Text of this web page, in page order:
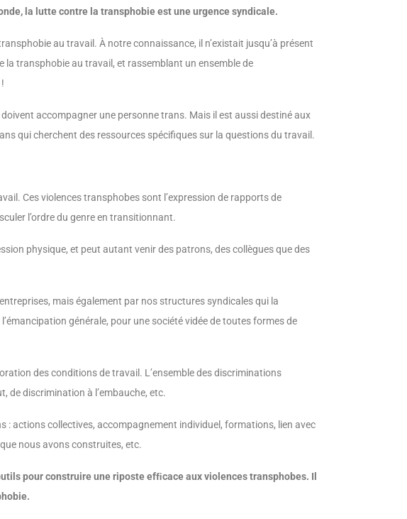
la lutte contre la transphobie est une urgence syndicale.
au travail. À notre connaissance, il n’existait jusqu’à présent
la transphobie au travail, et rassemblant un ensemble de
accompagner une personne trans. Mais il est aussi destiné aux
qui cherchent des ressources spécifiques sur la questions du travail.
Ces violences transphobes sont l’expression de rapports de
l’ordre du genre en transitionnant.
physique, et peut autant venir des patrons, des collègues que des
mais également par nos structures syndicales qui la
générale, pour une société vidée de toutes formes de
des conditions de travail. L’ensemble des discriminations
de discrimination à l’embauche, etc.
: actions collectives, accompagnement individuel, formations, lien avec
nous avons construites, etc.
pour construire une riposte efﬁcace aux violences transphobes. Il